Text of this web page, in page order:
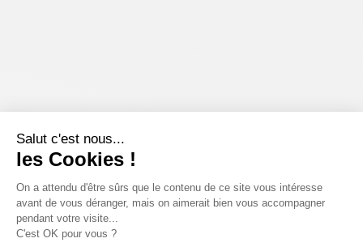
Salut c'est nous...
les Cookies !
On a attendu d'être sûrs que le contenu de ce site vous intéresse
avant de vous déranger, mais on aimerait bien vous accompagner
pendant votre visite...
C'est OK pour vous ?